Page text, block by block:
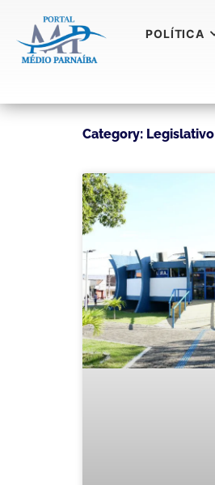
POLÍTICA
Category: Legislativo